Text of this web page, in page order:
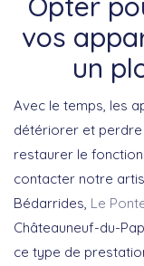
vos
un
Avec le temps, les
détériorer et perdre
restaurer le
contacter notre
Bédarrides, Le
Châteauneuf-du-
ce type de